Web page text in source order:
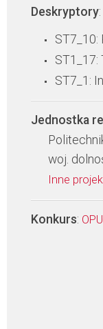
Deskryptory:
ST7_10:
ST7_1:
Jednostka
woj.
Inne
Konkurs: